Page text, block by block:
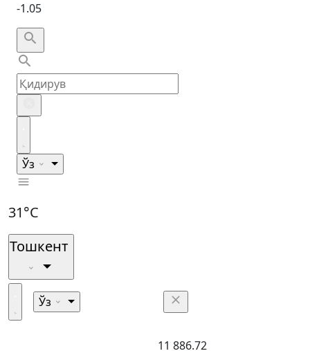
-1.05
Ўз
31°C
Тошкент
Ўз
11 886.72